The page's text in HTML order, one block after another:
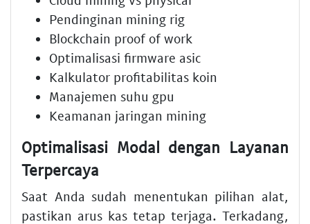
Pendinginan mining rig
Blockchain proof of work
Optimalisasi firmware asic
Kalkulator profitabilitas koin
Manajemen suhu gpu
Keamanan jaringan mining
Optimalisasi Modal dengan Layanan
Terpercaya
Saat Anda sudah menentukan pilihan alat,
pastikan arus kas tetap terjaga. Terkadang,